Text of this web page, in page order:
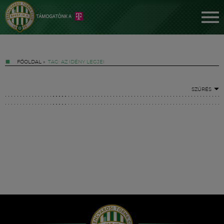
FŐOLDAL » TAG: AZ IDÉNY LEGJEI
SZŰRÉS
Hírek